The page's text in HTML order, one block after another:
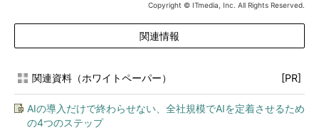
Copyright © ITmedia, Inc. All Rights Reserved.
関連情報
関連資料（ホワイトペーパー） [PR]
AIの導入だけで終わらせない、全社規模でAIを定着させるため
の4つのステップ